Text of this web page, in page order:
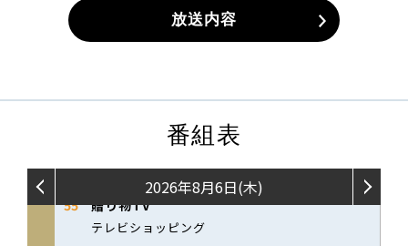
放送内容
番組表